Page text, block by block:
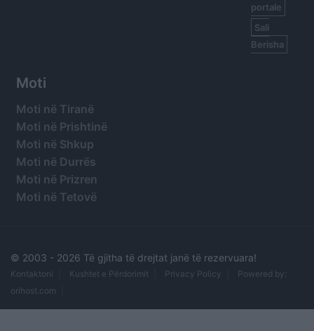
portale
Sali
Berisha
Moti
Moti në Tiranë
Moti në Prishtinë
Moti në Shkup
Moti në Durrës
Moti në Prizren
Moti në Tetovë
© 2003 - 2026 Të gjitha të drejtat janë të rezervuara!
Kontaktoni Kushtet e Përdorimit Privacy Policy
Powered by:
orihost.com